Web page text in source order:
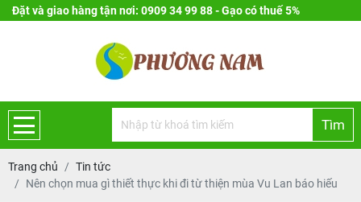
Đặt và giao hàng tận nơi: 0909 34 99 88 - Gạo có thuế 5%
Tìm
Trang chủ
Tin tức
Nên chọn mua gì thiết thực khi đi từ thiện mùa Vu Lan báo hiếu